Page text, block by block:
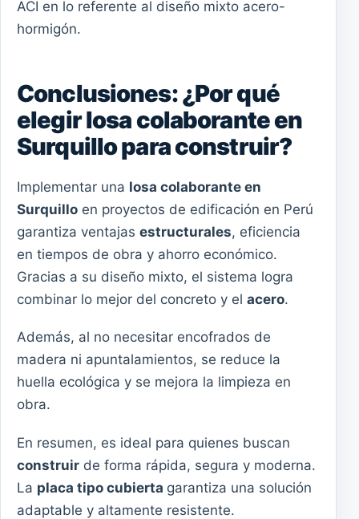
ACI en lo referente al diseño mixto acero-
hormigón.
Conclusiones: ¿Por qué
elegir losa colaborante en
Surquillo para construir?
Implementar una losa colaborante en
Surquillo en proyectos de edificación en Perú
garantiza ventajas estructurales, eficiencia
en tiempos de obra y ahorro económico.
Gracias a su diseño mixto, el sistema logra
combinar lo mejor del concreto y el acero.
Además, al no necesitar encofrados de
madera ni apuntalamientos, se reduce la
huella ecológica y se mejora la limpieza en
obra.
En resumen, es ideal para quienes buscan
construir de forma rápida, segura y moderna.
La placa tipo cubierta garantiza una solución
adaptable y altamente resistente.